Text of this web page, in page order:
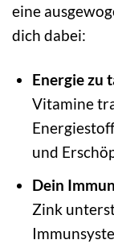
eine
dich dabei:
Energie zu
Vitamine
und
Dein
Zink